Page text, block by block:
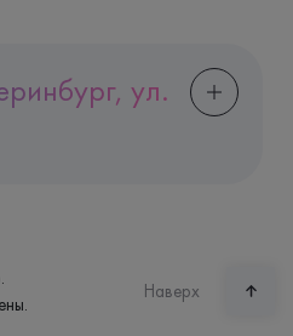
ул.
Наверх